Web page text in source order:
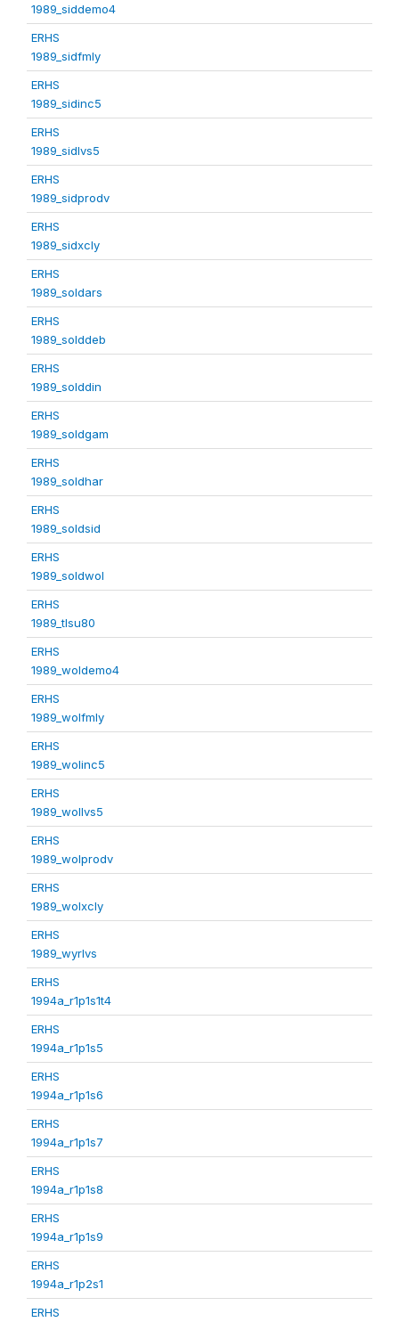
1989_siddemo4
ERHS
1989_sidfmly
ERHS
1989_sidinc5
ERHS
1989_sidlvs5
ERHS
1989_sidprodv
ERHS
1989_sidxcly
ERHS
1989_soldars
ERHS
1989_solddeb
ERHS
1989_solddin
ERHS
1989_soldgam
ERHS
1989_soldhar
ERHS
1989_soldsid
ERHS
1989_soldwol
ERHS
1989_tlsu80
ERHS
1989_woldemo4
ERHS
1989_wolfmly
ERHS
1989_wolinc5
ERHS
1989_wollvs5
ERHS
1989_wolprodv
ERHS
1989_wolxcly
ERHS
1989_wyrlvs
ERHS
1994a_r1p1s1t4
ERHS
1994a_r1p1s5
ERHS
1994a_r1p1s6
ERHS
1994a_r1p1s7
ERHS
1994a_r1p1s8
ERHS
1994a_r1p1s9
ERHS
1994a_r1p2s1
ERHS